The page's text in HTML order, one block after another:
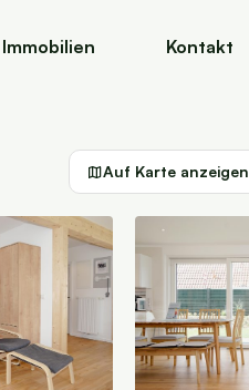
Immobilien Kontakt
Auf Karte anzeigen